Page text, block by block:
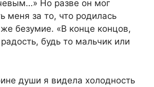
Но разве он мог
меня за то, что родилась
безумие. «В конце концов,
будь то мальчик или
души я видела холодность